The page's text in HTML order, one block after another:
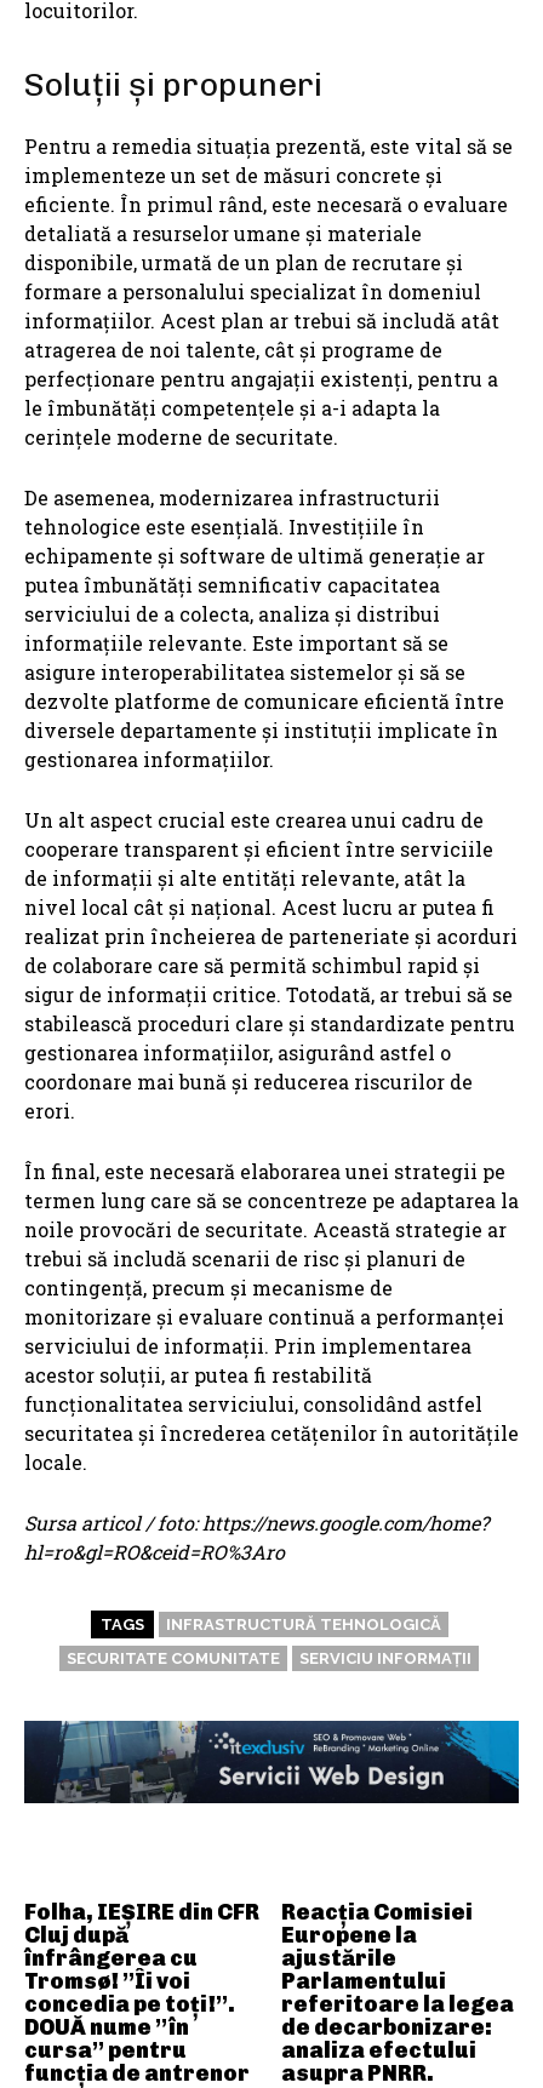
Folha, IEȘIRE din CFR
Cluj după
înfrângerea cu
Tromsø! ”Îi voi
concedia pe toți!”.
DOUĂ nume ”în
cursa” pentru
funcția de antrenor
Reacția Comisiei
Europene la
ajustările
Parlamentului
referitoare la legea
de decarbonizare:
analiza efectului
asupra PNRR.
locuitorilor.
Soluții și propuneri
Pentru a remedia situația prezentă, este vital să se
implementeze un set de măsuri concrete și
eficiente. În primul rând, este necesară o evaluare
detaliată a resurselor umane și materiale
disponibile, urmată de un plan de recrutare și
formare a personalului specializat în domeniul
informațiilor. Acest plan ar trebui să includă atât
atragerea de noi talente, cât și programe de
perfecționare pentru angajații existenți, pentru a
le îmbunătăți competențele și a-i adapta la
cerințele moderne de securitate.
De asemenea, modernizarea infrastructurii
tehnologice este esențială. Investițiile în
echipamente și software de ultimă generație ar
putea îmbunătăți semnificativ capacitatea
serviciului de a colecta, analiza și distribui
informațiile relevante. Este important să se
asigure interoperabilitatea sistemelor și să se
dezvolte platforme de comunicare eficientă între
diversele departamente și instituții implicate în
gestionarea informațiilor.
Un alt aspect crucial este crearea unui cadru de
cooperare transparent și eficient între serviciile
de informații și alte entități relevante, atât la
nivel local cât și național. Acest lucru ar putea fi
realizat prin încheierea de parteneriate și acorduri
de colaborare care să permită schimbul rapid și
sigur de informații critice. Totodată, ar trebui să se
stabilească proceduri clare și standardizate pentru
gestionarea informațiilor, asigurând astfel o
coordonare mai bună și reducerea riscurilor de
erori.
În final, este necesară elaborarea unei strategii pe
termen lung care să se concentreze pe adaptarea la
noile provocări de securitate. Această strategie ar
trebui să includă scenarii de risc și planuri de
contingență, precum și mecanisme de
monitorizare și evaluare continuă a performanței
serviciului de informații. Prin implementarea
acestor soluții, ar putea fi restabilită
funcționalitatea serviciului, consolidând astfel
securitatea și încrederea cetățenilor în autoritățile
locale.
Sursa articol / foto: https://news.google.com/home?
hl=ro&gl=RO&ceid=RO%3Aro
TAGS
INFRASTRUCTURĂ TEHNOLOGICĂ
SECURITATE COMUNITATE
SERVICIU INFORMAȚII